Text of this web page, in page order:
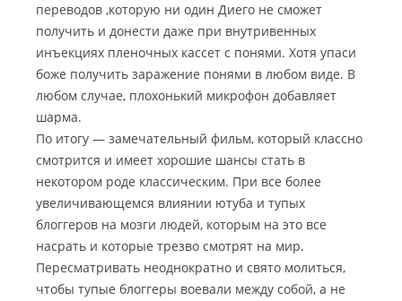
переводов ,которую ни один Диего не сможет
получить и донести даже при внутривенных
инъекциях пленочных кассет с понями. Хотя упаси
боже получить заражение понями в любом виде. В
любом случае, плохонький микрофон добавляет
шарма.
По итогу — замечательный фильм, который классно
смотрится и имеет хорошие шансы стать в
некотором роде классическим. При все более
увеличивающемся влиянии ютуба и тупых
блоггеров на мозги людей, которым на это все
насрать и которые трезво смотрят на мир.
Пересматривать неоднократно и свято молиться,
чтобы тупые блоггеры воевали между собой, а не